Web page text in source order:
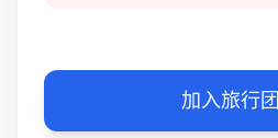
加入旅行团